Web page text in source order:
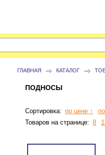
ГЛАВНАЯ КАТАЛОГ
ПОДНОСЫ
Сортировка: по цене ↑
Товаров на странице: 8